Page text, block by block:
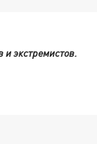
и экстремистов.